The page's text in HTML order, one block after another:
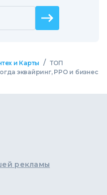
и Карты / ТОП
эквайринг, РРО и бизнес
рекламы